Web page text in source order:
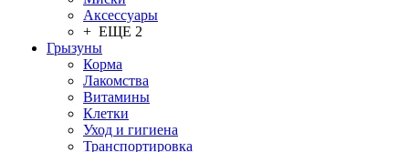
Аксессуары
+ ЕЩЕ 2
Грызуны
Корма
Лакомства
Витамины
Клетки
Уход и гигиена
Транспортировка